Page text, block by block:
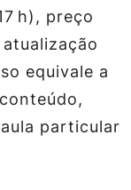
h), preço
equivale a
particular